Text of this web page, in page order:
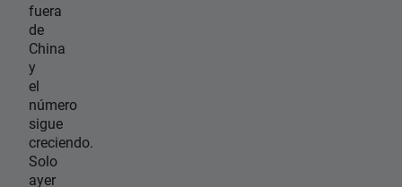
fuera
de
China
y
el
número
sigue
creciendo.
Solo
ayer